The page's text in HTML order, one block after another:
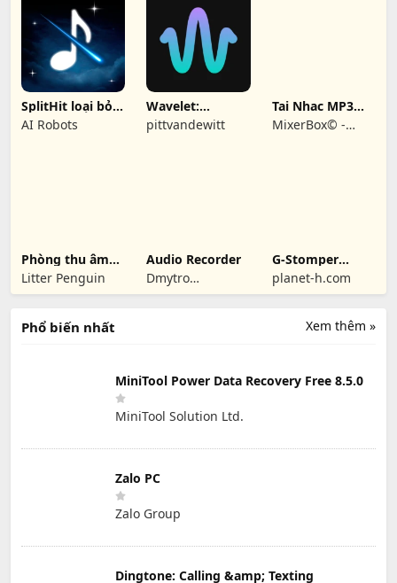
SplitHit loại bỏ
giọng hát
AI Robots
Wavelet:
headphone
equalizer
pittvandewitt
Tai Nhac MP3
Máy Nghe Lite
MixerBox© -
Phòng thu âm
DJ - Mix nhạc DJ
Litter Penguin
Audio Recorder
Dmytro
Ponomarenko
G-Stomper
Producer Demo:
DAW
planet-h.com
Xem thêm »
Phổ biến nhất
MiniTool Power Data Recovery Free 8.5.0
MiniTool Solution Ltd.
Zalo PC
Zalo Group
Dingtone: Calling &amp; Texting